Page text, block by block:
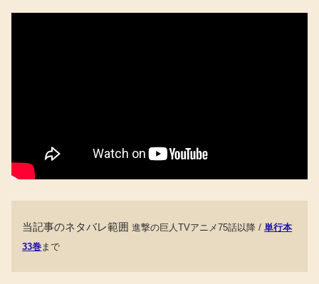
当記事のネタバレ範囲進撃の巨人TVアニメ75話以降 /単行本
33巻 まで